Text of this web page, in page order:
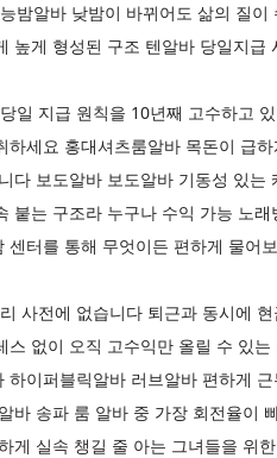
밤알바 낮밤이 바뀌어도 삶의 질
높게 형성된 구조 텐알바 당일지
일 지급 원칙을 10년째 고수하고
세요 홍대셔츠룸알바 목돈이 급
다 보도알바 보도알바 기동성 있
붙는 구조라 누구나 수익 가능 노
터를 통해 무엇이든 편하게 물어
사전에 없습니다 퇴근과 동시에
없이 오직 고수익만 올릴 수 있
이퍼블릭알바 러브알바 편하게
바 송파 룸 알바 중 가장 회전율이
게 실속 챙길 줄 아는 그녀들을 위